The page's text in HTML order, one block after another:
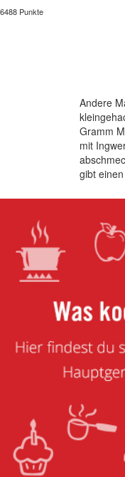
6488 Punkte
Andere
Gramm
mit
gibt